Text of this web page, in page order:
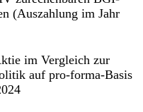
(Auszahlung im Jahr
im Vergleich zur
auf pro-forma-Basis